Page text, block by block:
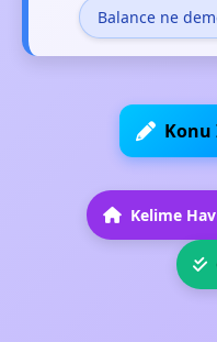
Balance ne
Konu
Kelime